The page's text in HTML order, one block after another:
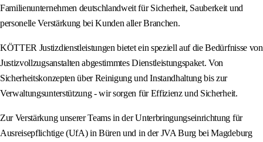
Familienunternehmen deutschlandweit für Sicherheit, Sauberkeit und
personelle Verstärkung bei Kunden aller Branchen.
KÖTTER Justizdienstleistungen bietet ein speziell auf die Bedürfnisse von
Justizvollzugsanstalten abgestimmtes Dienstleistungspaket. Von
Sicherheitskonzepten über Reinigung und Instandhaltung bis zur
Verwaltungsunterstützung - wir sorgen für Effizienz und Sicherheit.
Zur Verstärkung unserer Teams in der Unterbringungseinrichtung für
Ausreisepflichtige (UfA) in Büren und in der JVA Burg bei Magdeburg